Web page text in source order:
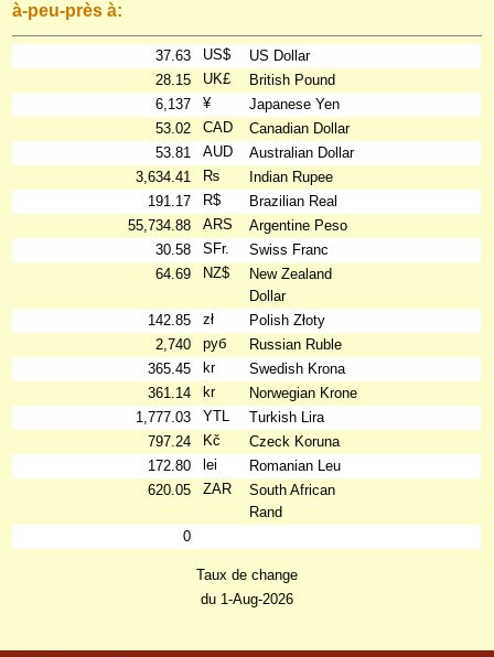
à-peu-près à:
37.63 US$
US Dollar
28.15
UK£
British Pound
6,137
¥
Japanese Yen
53.02
CAD
Canadian Dollar
53.81
AUD
Australian Dollar
3,634.41
₨
Indian Rupee
191.17
R$
Brazilian Real
55,734.88
ARS
Argentine Peso
30.58
SFr.
Swiss Franc
64.69
NZ$
New Zealand
Dollar
142.85
zł
Polish Złoty
2,740
руб
Russian Ruble
365.45
kr
Swedish Krona
361.14
kr
Norwegian Krone
1,777.03
YTL
Turkish Lira
797.24
Kč
Czeck Koruna
172.80
lei
Romanian Leu
620.05
ZAR
South African
Rand
0
Taux de change
du 1-Aug-2026